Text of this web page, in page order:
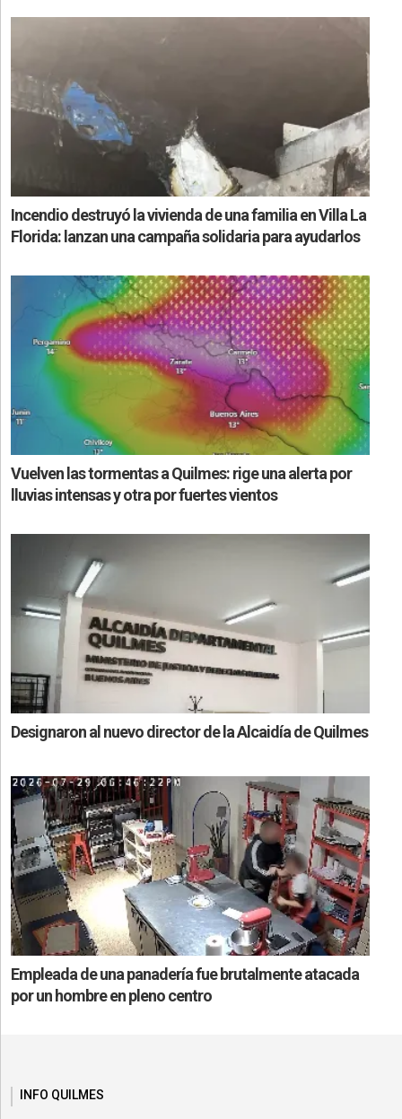
Incendio destruyó la vivienda de una familia en Villa La
Florida: lanzan una campaña solidaria para ayudarlos
Vuelven las tormentas a Quilmes: rige una alerta por
lluvias intensas y otra por fuertes vientos
Designaron al nuevo director de la Alcaidía de Quilmes
Empleada de una panadería fue brutalmente atacada
por un hombre en pleno centro
INFO QUILMES